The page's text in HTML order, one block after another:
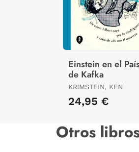
Einstein en el
de Kafka
KRIMSTEIN, KEN
24,95 €
Otros